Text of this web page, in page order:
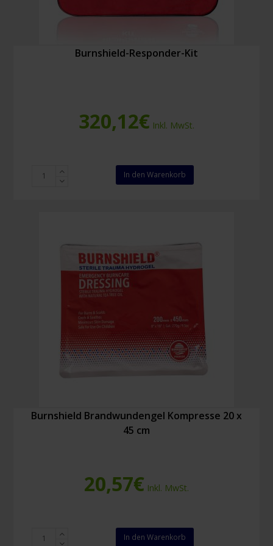
Burnshield-Responder-Kit
320,12€ Inkl. MwSt.
Burnshield-
Responder-
In den Warenkorb
Burnshield Brandwundengel Kompresse 20 x
45 cm
20,57€ Inkl. MwSt.
Burnshield
In den Warenkorb